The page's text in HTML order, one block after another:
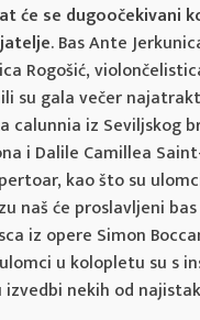
će se dugoočekivani
. Bas Ante
Rogošić,
su gala večer
calunnia iz Seviljskog
i Dalile Camillea
kao što su
naš će proslavljeni
iz opere Simon
u kolopletu su s
izvedbi nekih od